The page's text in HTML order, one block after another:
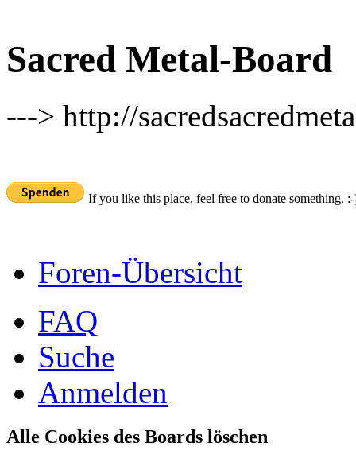
Sacred Metal-Board
---> http://
If you like this place, feel free to donate something.
Foren-Übersicht
FAQ
Suche
Anmelden
Alle Cookies des Boards löschen